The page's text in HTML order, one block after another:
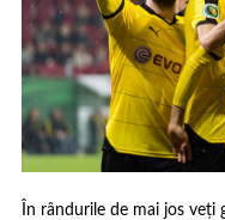
În rândurile de mai jos